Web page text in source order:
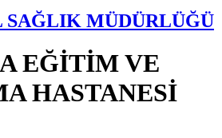
SAĞLIK MÜDÜRLÜĞÜ
EĞİTİM VE
HASTANESİ